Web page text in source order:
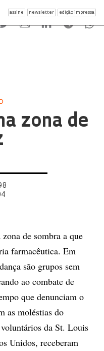
assine newsletter edição impressa
zona de
de sombra a que
farmacêutica. Em
são grupos sem
ao combate de
que denunciam o
as moléstias do
da St. Louis
Unidos, receberam